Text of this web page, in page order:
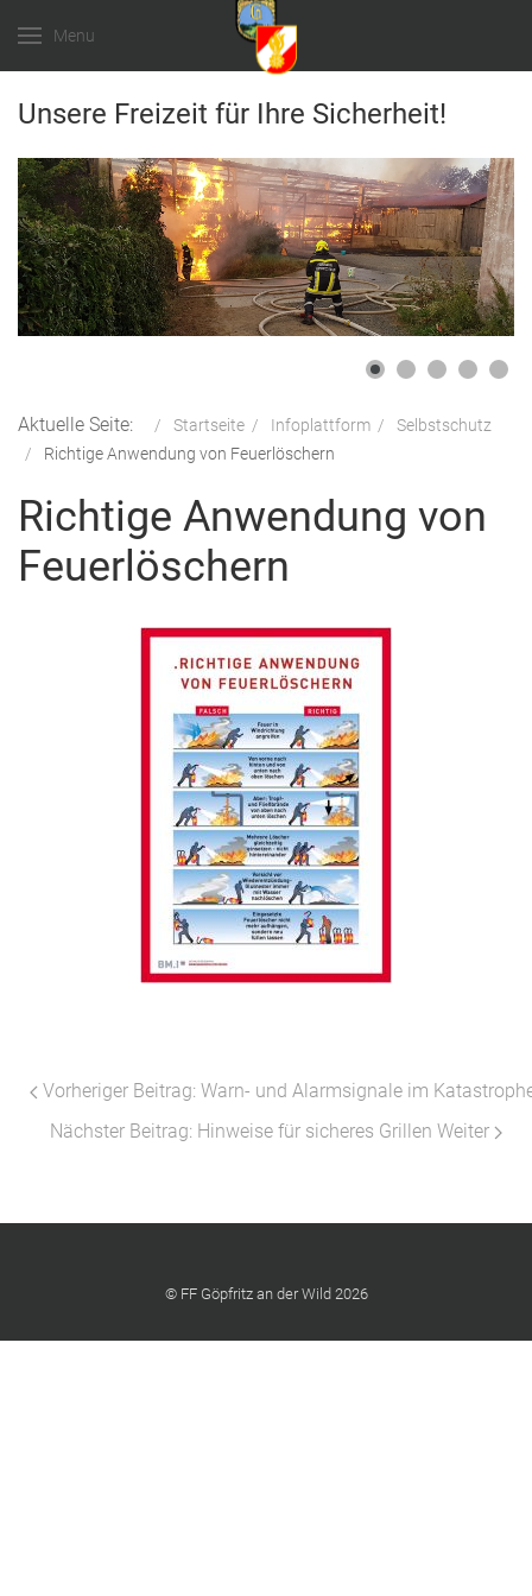
Menu
Unsere Freizeit für Ihre Sicherheit!
Aktuelle Seite: Startseite Infoplattform
Selbstschutz
Richtige Anwendung von Feuerlöschern
Richtige Anwendung von
Feuerlöschern
Vorheriger Beitrag: Warn- und Alarmsignale im
Nächster Beitrag: Hinweise für sicheres Grillen Weiter
© FF Göpfritz an der Wild 2026